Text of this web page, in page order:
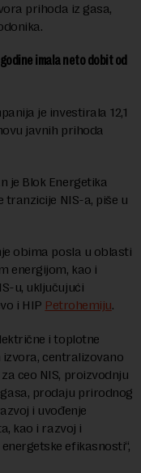
prihoda iz gasa,
imala neto dobit od
je investirala 12,1
javnih prihoda
je Blok Energetika
tranzicije NIS-a, piše u
obima posla u oblasti
energijom, kao i
u, uključujući
i HIP Petrohemiju.
i toplotne
centralizovano
ceo NIS, proizvodnju
prodaju prirodnog
i uvođenje
kao i razvoj i
efikasnosti“,